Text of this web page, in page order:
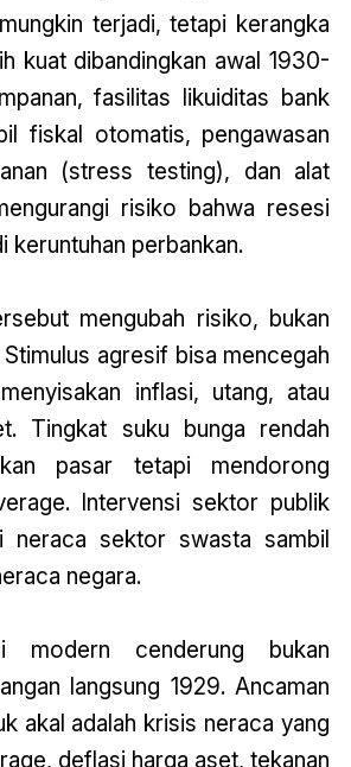
terjadi, tetapi kerangka
kuat dibandingkan awal 1930-
fasilitas likuiditas bank
fiskal otomatis, pengawasan
(stress testing), dan alat
risiko bahwa resesi
keruntuhan perbankan.
mengubah risiko, bukan
Stimulus agresif bisa mencegah
inflasi, utang, atau
Tingkat suku bunga rendah
pasar tetapi mendorong
Intervensi sektor publik
neraca sektor swasta sambil
negara.
modern cenderung bukan
langsung 1929. Ancaman
akal adalah krisis neraca yang
deflasi harga aset, tekanan